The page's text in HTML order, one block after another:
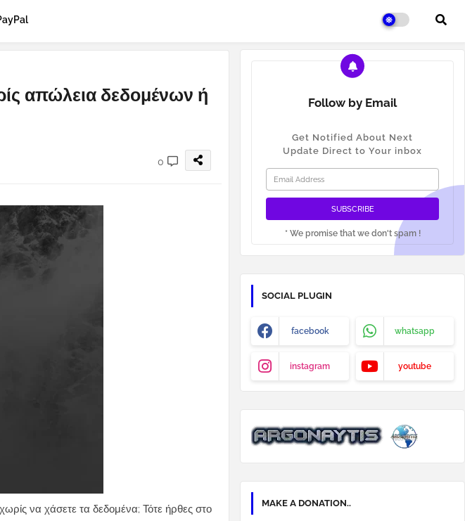
απώλεια δεδομένων ή
0
να χάσετε τα δεδομένα; Τότε ήρθες στο
Follow by Email
Get Notified About Next
Update Direct to Your inbox
* We promise that we don't spam !
SOCIAL PLUGIN
facebook whatsapp
instagram youtube
MAKE A DONATION..